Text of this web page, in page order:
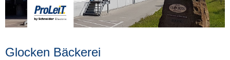
Glocken Bäckerei